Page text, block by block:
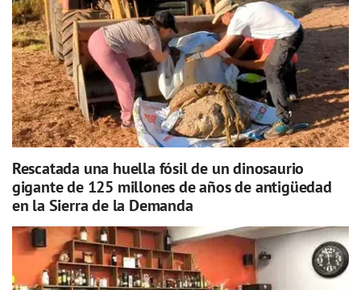
Rescatada una huella fósil de un dinosaurio
gigante de 125 millones de años de antigüedad
en la Sierra de la Demanda